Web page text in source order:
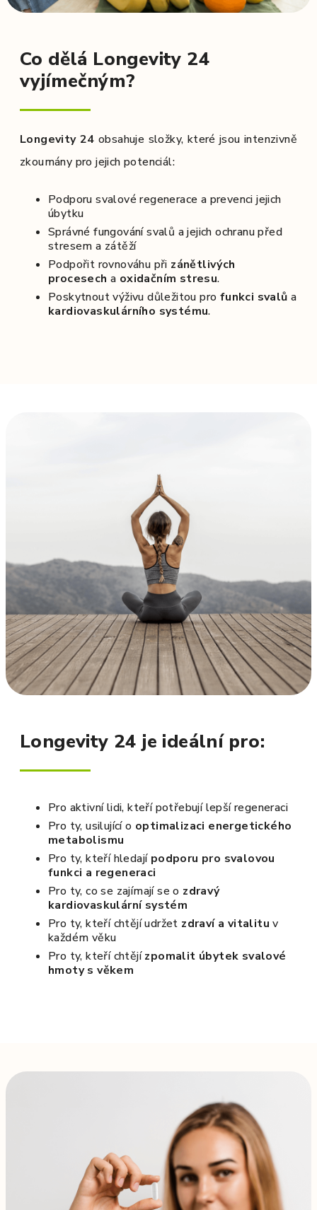
Co dělá Longevity 24
vyjímečným?
Longevity 24 obsahuje složky, které jsou intenzivně
zkoumány pro jejich potenciál:
Podporu svalové regenerace a prevenci jejich
úbytku
Správné fungování svalů a jejich ochranu před
stresem a zátěží
Podpořit rovnováhu při zánětlivých
procesech a oxidačním stresu.
Poskytnout výživu důležitou pro funkci svalů a
kardiovaskulárního systému.
Longevity 24 je ideální pro:
Pro aktivní lidi, kteří potřebují lepší regeneraci
Pro ty, usilující o optimalizaci energetického
metabolismu
Pro ty, kteří hledají podporu pro svalovou
funkci a regeneraci
Pro ty, co se zajímají se o zdravý
kardiovaskulární systém
Pro ty, kteří chtějí udržet zdraví a vitalitu v
každém věku
Pro ty, kteří chtějízpomalit úbytek svalové
hmoty s věkem